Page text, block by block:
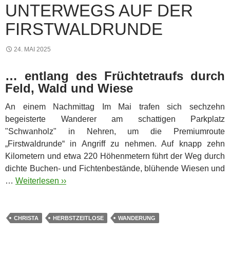
UNTERWEGS AUF DER
FIRSTWALDRUNDE
24. MAI 2025
… entlang des Früchtetraufs durch
Feld, Wald und Wiese
An einem Nachmittag Im Mai trafen sich sechzehn
begeisterte Wanderer am schattigen Parkplatz
"Schwanholz" in Nehren, um die Premiumroute
„Firstwaldrunde“ in Angriff zu nehmen. Auf knapp zehn
Kilometern und etwa 220 Höhenmetern führt der Weg durch
dichte Buchen- und Fichtenbestände, blühende Wiesen und
… Weiterlesen ››
CHRISTA HERBSTZEITLOSE WANDERUNG